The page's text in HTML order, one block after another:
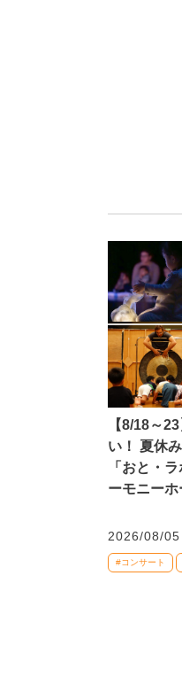
【8/18～
い！ 夏休
「おと・
ーモニー
2026/08/05
#コンサート